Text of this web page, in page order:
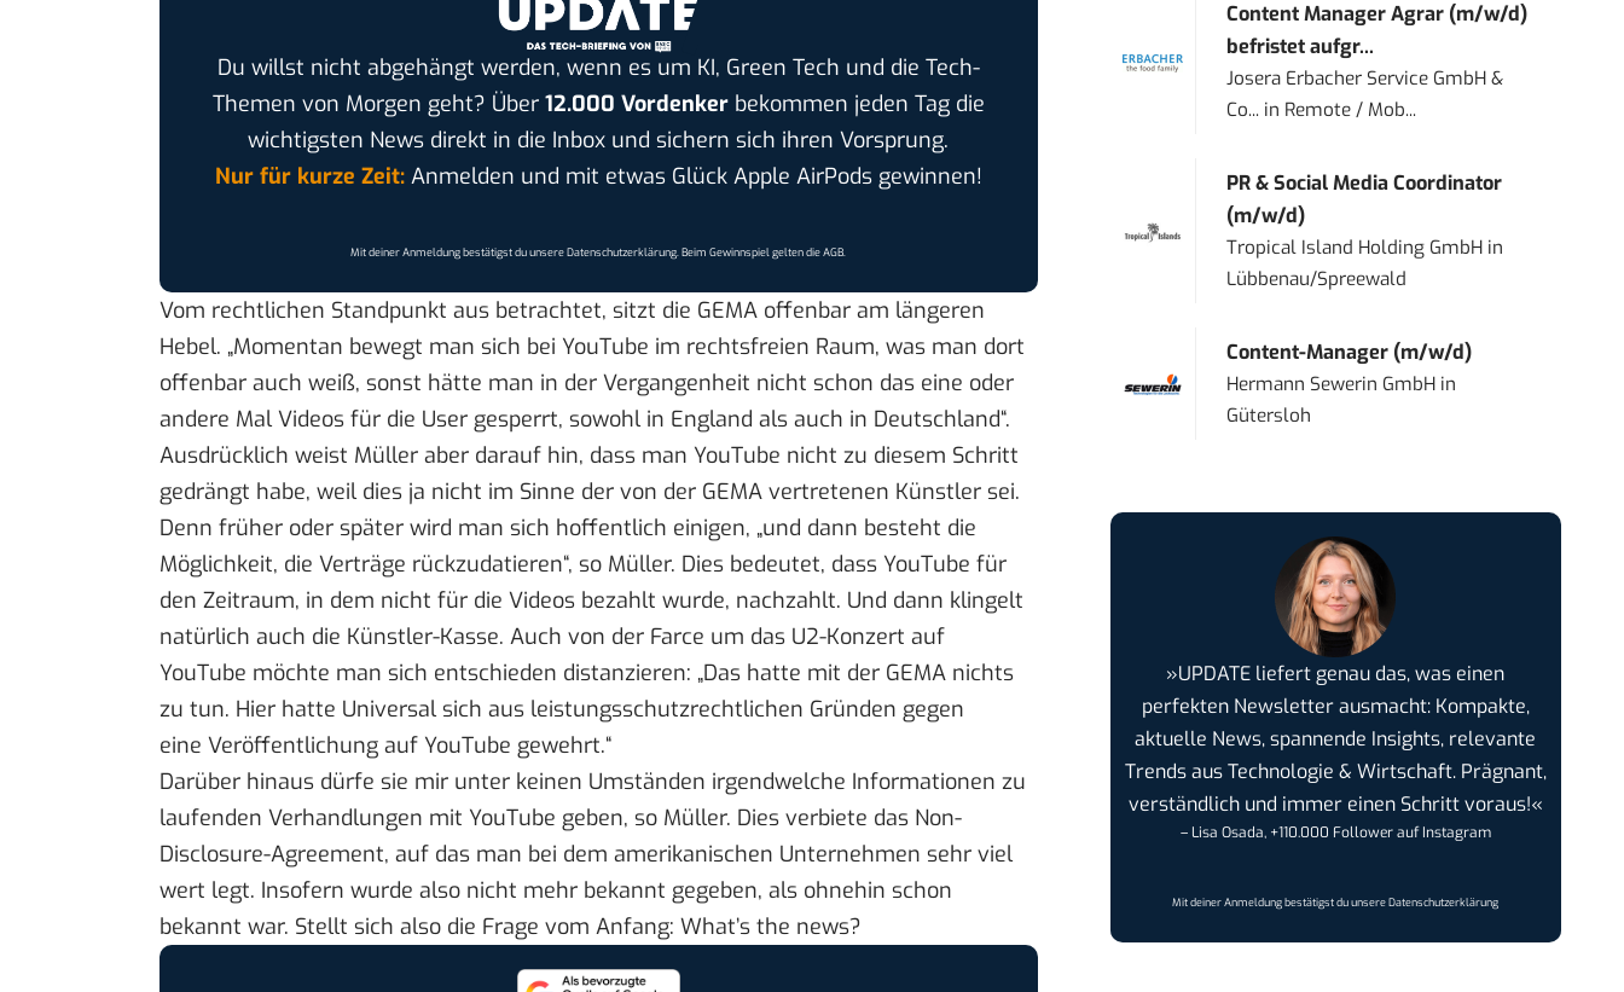
Du willst nicht abgehängt werden, wenn es um KI, Green Tech und die Tech-
Themen von Morgen geht? Über 12.000 Vordenkerbekommen jeden Tag die
wichtigsten News direkt in die Inbox und sichern sich ihren Vorsprung.
Nur für kurze Zeit:Anmelden und mit etwas Glück Apple AirPods gewinnen!
Mit deiner Anmeldung bestätigst du unsereDatenschutzerklärung. Beim Gewinnspiel gelten dieAGB.
Vom rechtlichen Standpunkt aus betrachtet, sitzt die GEMA offenbar am längeren
Hebel. „Momentan bewegt man sich bei YouTube im rechtsfreien Raum, was man dort
offenbar auch weiß, sonst hätte man in der Vergangenheit nicht schon das eine oder
andere Mal Videos für die User gesperrt, sowohl in England als auch in Deutschland“.
Ausdrücklich weist Müller aber darauf hin, dass man YouTube nicht zu diesem Schritt
gedrängt habe, weil dies ja nicht im Sinne der von der GEMA vertretenen Künstler sei.
Denn früher oder später wird man sich hoffentlich einigen, „und dann besteht die
Möglichkeit, die Verträge rückzudatieren“, so Müller. Dies bedeutet, dass YouTube für
den Zeitraum, in dem nicht für die Videos bezahlt wurde, nachzahlt. Und dann klingelt
natürlich auch die Künstler-Kasse. Auch von der Farce um das U2-Konzert auf
YouTube möchte man sich entschieden distanzieren: „Das hatte mit der GEMA nichts
zu tun. Hier hatte Universalsich aus leistungsschutzrechtlichen Gründen gegen
eine Veröffentlichung auf YouTube gewehrt.“
Darüber hinaus dürfe sie mir unter keinen Umständen irgendwelche Informationen zu
laufenden Verhandlungen mit YouTube geben, so Müller. Dies verbiete das Non-
Disclosure-Agreement, auf das man bei dem amerikanischen Unternehmen sehr viel
wert legt. Insofern wurde also nicht mehr bekannt gegeben, als ohnehin schon
bekannt war. Stellt sich also die Frage vom Anfang: What’s the news?
Content Manager Agrar (m/w/d)
befristet aufgr...
Josera Erbacher Service GmbH &
Co... in Remote / Mob...
PR & Social Media Coordinator
(m/w/d)
Tropical Island Holding GmbH in
Lübbenau/Spreewald
Content-Manager (m/w/d)
Hermann Sewerin GmbH in
Gütersloh
»UPDATE liefert genau das, was einen
perfekten Newsletter ausmacht: Kompakte,
aktuelle News, spannende Insights, relevante
Trends aus Technologie & Wirtschaft. Prägnant,
verständlich und immer einen Schritt voraus!«
– Lisa Osada, +110.000 Follower auf Instagram
Mit deiner Anmeldung bestätigst du unsereDatenschutzerklärung